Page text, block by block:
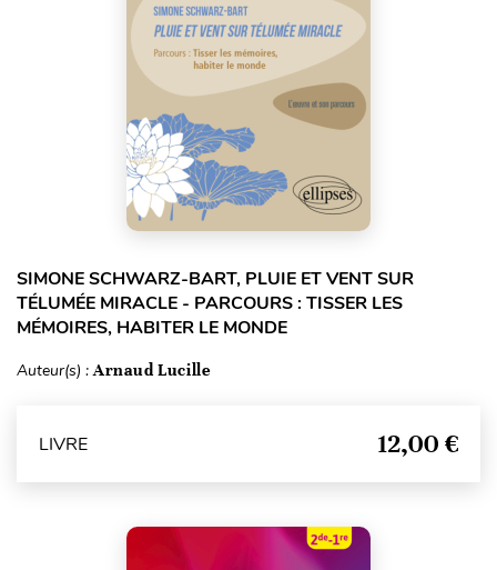
SIMONE SCHWARZ-BART, PLUIE ET VENT SUR
TÉLUMÉE MIRACLE - PARCOURS : TISSER LES
MÉMOIRES, HABITER LE MONDE
Auteur(s) :Arnaud Lucille
LIVRE 12,00 €